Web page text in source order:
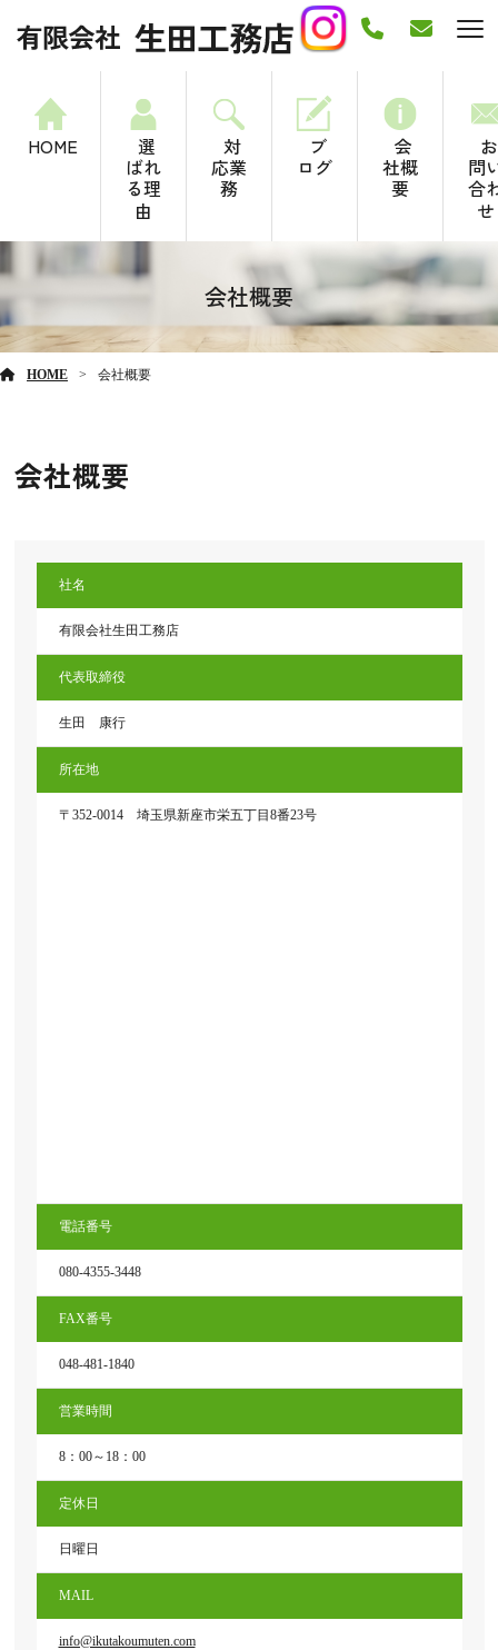
HOME 選
ばれ
る理
由
対
応業
務
ブ
ログ
会
社概
要
お
問
合
せ
会社概要
HOME 会社概要
会社概要
社名
有限会社生田工務店
代表取締役
生田 康行
所在地
〒352-0014 埼玉県新座市栄五丁目8番23号
電話番号
080-4355-3448
FAX番号
048-481-1840
営業時間
8：00～18：00
定休日
日曜日
MAIL
info@ikutakoumuten.com